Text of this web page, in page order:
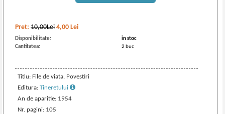
Pret:10,00Lei 4,00 Lei
Disponibilitate:
in stoc
Cantitatea:
2 buc
Titlu: File de viata. Povestiri
Editura:Tineretului
An de aparitie: 1954
Nr. pagini: 105